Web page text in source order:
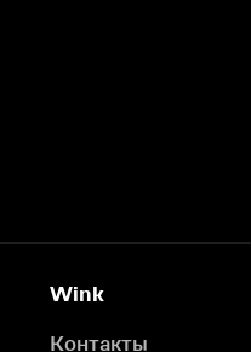
Wink
Контакты